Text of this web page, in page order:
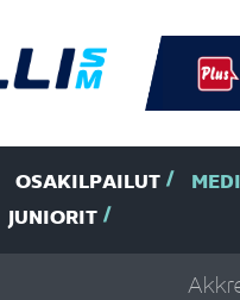
OSAKILPAILUT
JUNIORIT